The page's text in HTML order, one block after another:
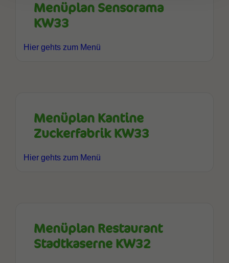
Menüplan Sensorama
KW33
Hier gehts zum Menü
Menüplan Kantine
Zuckerfabrik KW33
Hier gehts zum Menü
Menüplan Restaurant
Stadtkaserne KW32